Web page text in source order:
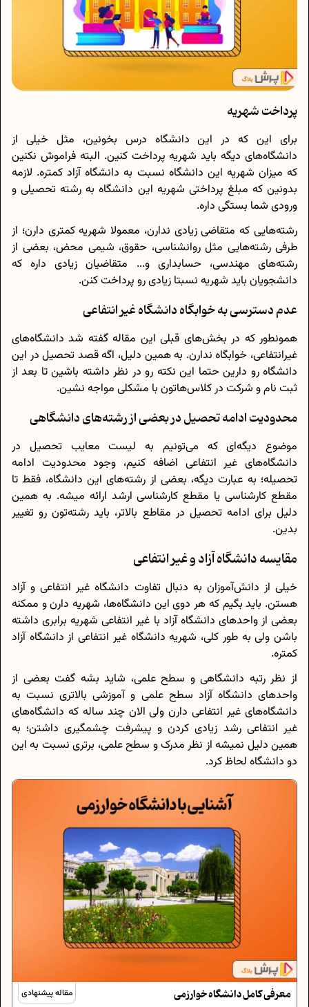
پرداخت شهریه
برای این که در این دانشگاه درس بخونین، مثل خیلی از
دانشگاه‌های دیگه باید شهریه پرداخت کنین. البته فراموش نکنین
که میزان شهریه این دانشگاه نسبت به دانشگاه آزاد کمتره. لازمه
بدونین که مبلغ پرداختی شهریه این دانشگاه به رشته تحصیلی و
ورودی شما بستگی داره.
رشته‌هایی که متقاضی زیادی ندارن، معمولا شهریه کمتری دارن؛ از
طرفی رشته‌هایی مثل روانشناسی، حقوق، شیمی محض، بعضی از
رشته‌های مهندسی، حسابداری و... متقاضیان زیادی داره که
دانشجویان باید شهریه نسبتا زیادی رو پرداخت کنن.
عدم دسترسی به خوابگاه دانشگاه غیر انتفاعی
همونطور که در بخش‌های قبلی این مقاله گفته شد دانشگاه‌های
غیرانتفاعی، خوابگاه ندارن. به همین دلیل، اگه قصد تحصیل در این
دانشگاه رو دارین حتما این نکته رو در نظر داشته باشین تا بعد از
ثبت نام و شرکت در کلاس‌هاتون با مشکلی مواجه نشین.
محدودیت ادامه تحصیل در بعضی از رشته‌های دانشگاهی
موضوع دیگه‌ای که می‌تونیم به لیست معایب تحصیل در
دانشگاه‌های غیر انتفاعی اضافه کنیم، وجود محدودیت ادامه
تحصیله؛ به عبارت دیگه، بعضی از رشته‌های این دانشگاه، فقط تا
مقطع کارشناسی یا مقطع کارشناسی ارشد ارائه میشه. به همین
دلیل برای ادامه تحصیل در مقاطع بالاتر، باید رشته‌تون رو تغییر
بدین.
مقایسه دانشگاه آزاد و غیر انتفاعی
خیلی از دانش‌آموزان به دنبال تفاوت دانشگاه غیر انتفاعی و آزاد
هستن. باید بگیم که هر دوی این دانشگاه‌ها، شهریه دارن و ممکنه
بعضی از واحدهای دانشگاه آزاد با غیر انتفاعی شهریه برابری داشته
باشن ولی به طور کلی، شهریه دانشگاه غیر انتفاعی از دانشگاه آزاد
کمتره.
از نظر رتبه دانشگاهی و سطح علمی، شاید بشه گفت بعضی از
واحدهای دانشگاه آزاد سطح علمی و آموزشی بالاتری نسبت به
دانشگاه‌های غیر انتفاعی دارن ولی الان چند ساله که دانشگاه‌های
غیر انتفاعی رشد زیادی کردن و پیشرفت چشمگیری داشتن؛ به
همین دلیل نمیشه از نظر مدرک و سطح علمی، برتری نسبت به این
دو دانشگاه لحاظ کرد.
مقاله پیشنهادی معرفی کامل دانشگاه خوارزمی